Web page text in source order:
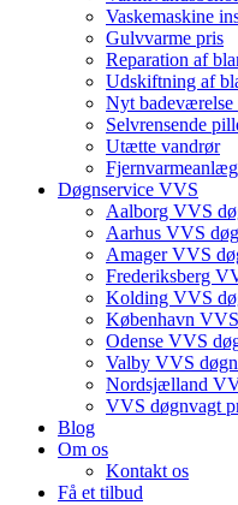
Vaskemaskine
Gulvvarme pris
Reparation af
Udskiftning af
Nyt badeværelse
Selvrensende
Utætte vandrør
Fjernvarmeanlæg
Døgnservice VVS
Aalborg VVS
Aarhus VVS
Amager VVS
Frederiksberg
Kolding VVS
København
Odense VVS
Valby VVS
Nordsjælland
VVS døgnvagt
Blog
Om os
Kontakt os
Få et tilbud